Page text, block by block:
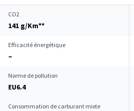
CO2
141 g/Km**
Efficacité énergétique
–
Norme de pollution
EU6.4
Consommation de carburant mixte